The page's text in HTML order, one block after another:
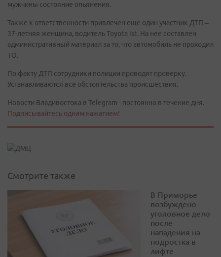
мужчины состояние опьянения.
Также к ответственности привлечен еще один участник ДТП –
37-летняя женщина, водитель Toyota ist. На нее составлен
административный материал за то, что автомобиль не проходил
ТО.
По факту ДТП сотрудники полиции проводят проверку.
Устанавливаются все обстоятельства происшествия.
Новости Владивостока в Telegram - постоянно в течение дня.
Подписывайтесь одним нажатием!
Смотрите также
В Приморье
возбуждено
уголовное дело
после
нападения на
подростка в
лифте